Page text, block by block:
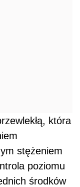
która
stężeniem
poziomu
środków